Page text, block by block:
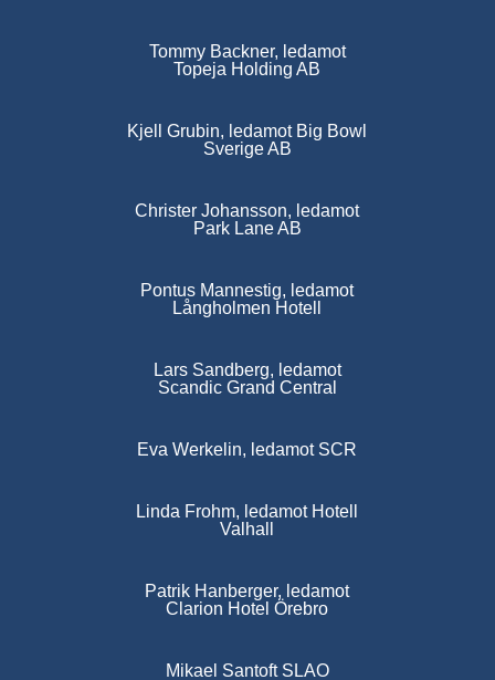
Tommy Backner, ledamot
Topeja Holding AB
Kjell Grubin, ledamot Big Bowl
Sverige AB
Christer Johansson, ledamot
Park Lane AB
Pontus Mannestig, ledamot
Långholmen Hotell
Lars Sandberg, ledamot
Scandic Grand Central
Eva Werkelin, ledamot SCR
Linda Frohm, ledamot Hotell
Valhall
Patrik Hanberger, ledamot
Clarion Hotel Örebro
Mikael Santoft SLAO